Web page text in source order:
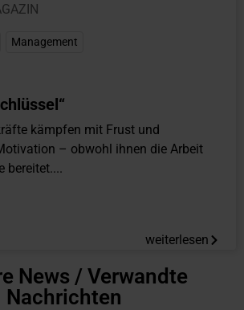
Management
kämpfen mit Frust und
– obwohl ihnen die Arbeit
bereitet....
weiterlesen
News / Verwandte
Nachrichten